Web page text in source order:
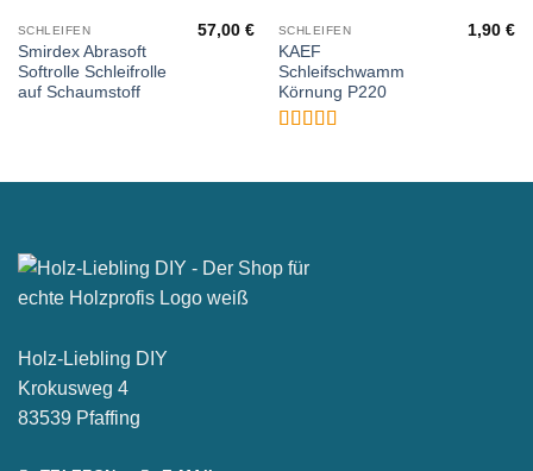
SCHLEIFEN
Smirdex Abrasoft
Softrolle Schleifrolle
auf Schaumstoff
57,00€ SCHLEIFEN
KAEF
Schleifschwamm
Körnung P220
1,90€
Holz-Liebling DIY
Krokusweg 4
83539 Pfaffing